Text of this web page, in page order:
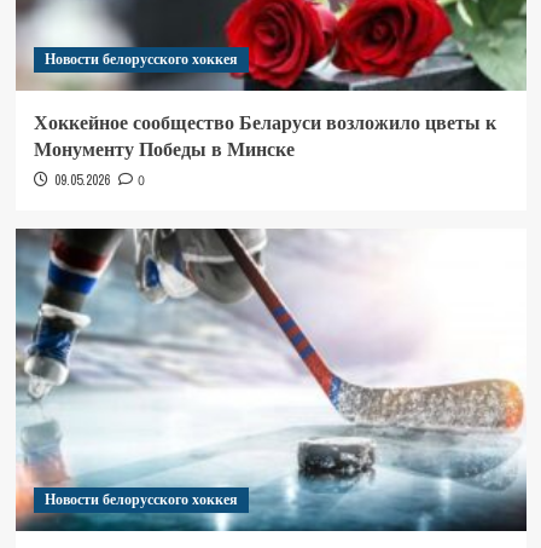
Новости белорусского хоккея
Хоккейное сообщество Беларуси возложило цветы к
Монументу Победы в Минске
09.05.2026 0
Новости белорусского хоккея